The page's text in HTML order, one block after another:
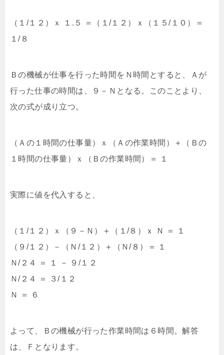
（１/１２）ｘ １.５ ＝（１/１２）ｘ（１５/１０）＝
１/８
Ｂの機械が仕事を行った時間をＮ時間とすると、Ａが
行った仕事の時間は、９－Ｎとなる。このことより、
次の式が成り立つ。
（Ａの１時間の仕事量）ｘ（Ａの作業時間）＋（Ｂの
１時間の仕事量）ｘ（Ｂの作業時間）＝ １
実際に値を代入すると、
（１/１２）ｘ（９－Ｎ）＋（１/８）ｘ Ｎ ＝ １
（９/１２）－（Ｎ/１２）＋（Ｎ/８）＝ １
Ｎ/２４ ＝ １ － ９/１２
Ｎ/２４ ＝ ３/１２
Ｎ ＝ ６
よって、Ｂの機械が行った作業時間は６時間。解答
は、Ｆとなります。